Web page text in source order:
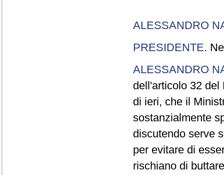
ALESSANDRO
PRESIDENTE.
ALESSANDRO
dell'articolo 32 del
di ieri, che il
sostanzialmente
discutendo serve
per evitare di
rischiano di